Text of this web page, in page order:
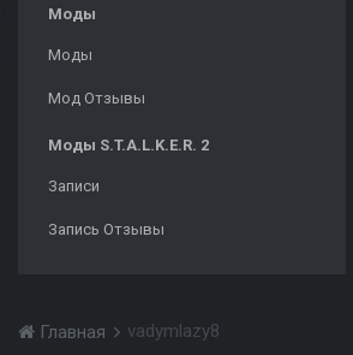
Моды
Моды
Мод Отзывы
Моды S.T.A.L.K.E.R. 2
Записи
Запись Отзывы
Главная vadymlazy8